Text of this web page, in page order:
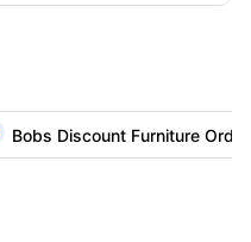
Bobs Discount Furniture Ord